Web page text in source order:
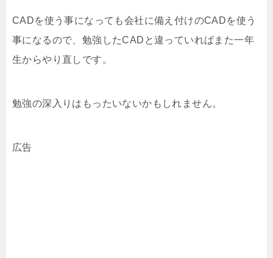
CADを使う事になっても会社に備え付けのCADを使う
事になるので、勉強したCADと違っていればまた一年
生からやり直しです。
勉強の深入りはもったいないかもしれません。
広告